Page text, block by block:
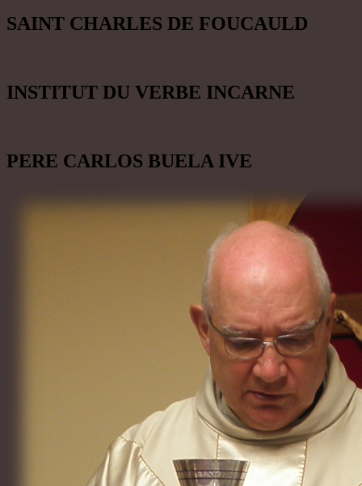
SAINT CHARLES DE FOUCAULD
INSTITUT DU VERBE INCARNE
PERE CARLOS BUELA IVE